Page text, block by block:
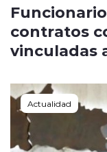
contratos
vinculadas
Actualidad